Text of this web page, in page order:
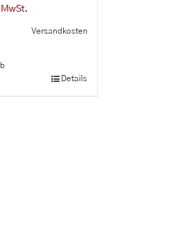
Versandkosten
Details